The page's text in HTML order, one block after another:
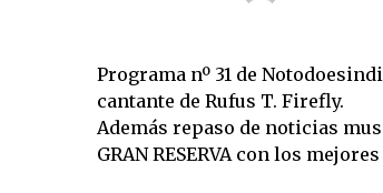
Programa nº 31 de
cantante de Rufus T. Firefly.
Además repaso de noticias
GRAN RESERVA con los